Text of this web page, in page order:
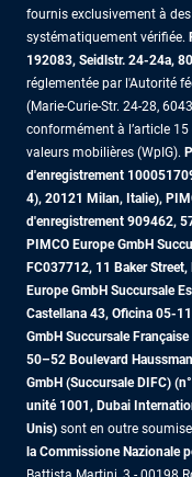
fournis exclusivement à
systématiquement vérifiée.
192083, Seidlstr. 24-24a,
réglementée par l'Autorité
(Marie-Curie-Str. 24-28,
conformément à l’article
valeurs mobilières (WpIG).
d'enregistrement
4), 20121 Milan, Italie),
d'enregistrement 909462,
PIMCO Europe GmbH
FC037712, 11 Baker
Europe GmbH Succursale
Castellana 43, Oficina 05-
GmbH Succursale
50–52 Boulevard
GmbH (Succursale DIFC)
unité 1001, Dubai
Unis) sont en outre
la Commissione Nazionale